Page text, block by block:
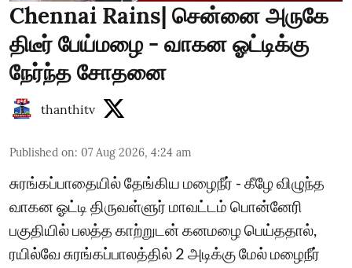
Chennai Rains| சென்னை அருகே
திடீர் பேய்மழை - வாகன ஓட்டிக்கு
நேர்ந்த சோதனை
thanthitv
Published on: 07 Aug 2026, 4:24 am
சுரங்கப்பாதையில் தேங்கிய மழைநீர் - கீழே விழுந்த
வாகன ஓட்டி திருவள்ளுர் மாவட்டம் பொன்னேரி
பகுதியில் பலத்த காற்றுடன் கனமழை பெய்ததால்,
ரயில்வே சுரங்கப்பாலத்தில் 2 அடிக்கு மேல் மழைநீர்